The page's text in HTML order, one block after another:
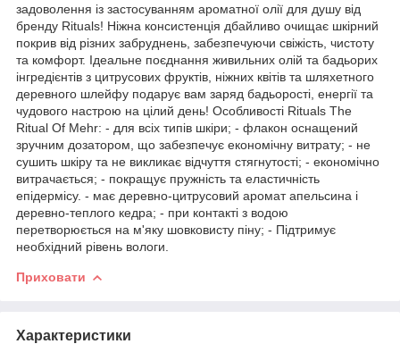
задоволення із застосуванням ароматної олії для душу від
бренду Rituals! Ніжна консистенція дбайливо очищає шкірний
покрив від різних забруднень, забезпечуючи свіжість, чистоту
та комфорт. Ідеальне поєднання живильних олій та бадьорих
інгредієнтів з цитрусових фруктів, ніжних квітів та шляхетного
деревного шлейфу подарує вам заряд бадьорості, енергії та
чудового настрою на цілий день! Особливості Rituals The
Ritual Of Mehr: - для всіх типів шкіри; - флакон оснащений
зручним дозатором, що забезпечує економічну витрату; - не
сушить шкіру та не викликає відчуття стягнутості; - економічно
витрачається; - покращує пружність та еластичність
епідермісу. - має деревно-цитрусовий аромат апельсина і
деревно-теплого кедра; - при контакті з водою
перетворюється на м'яку шовковисту піну; - Підтримує
необхідний рівень вологи.
Приховати
Характеристики